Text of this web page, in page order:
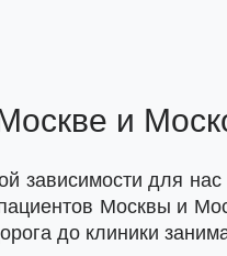
и
зависимости для
Москвы и
до клиники